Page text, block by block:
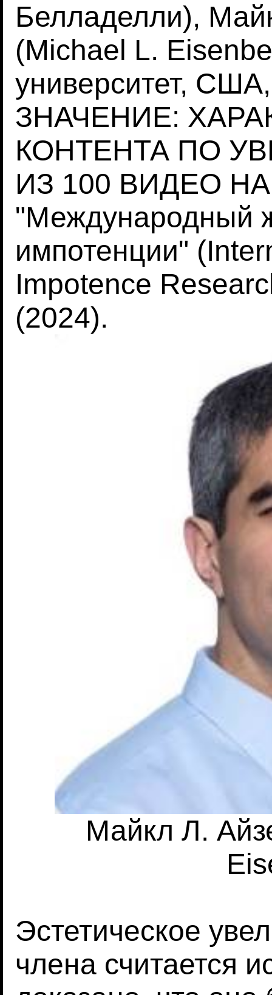
Белладелли),
(Michael L.
университет,
ЗНАЧЕНИЕ:
КОНТЕНТА ПО
ИЗ 100 ВИДЕО НА
"Международный
импотенции"
Impotence
(2024).
Майкл Л.
Эстетическое
члена считается